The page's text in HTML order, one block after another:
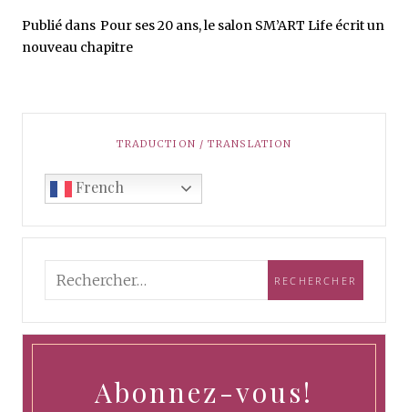
Publié dans Pour ses 20 ans, le salon SM’ART Life écrit un
nouveau chapitre
TRADUCTION / TRANSLATION
French
Abonnez-vous!